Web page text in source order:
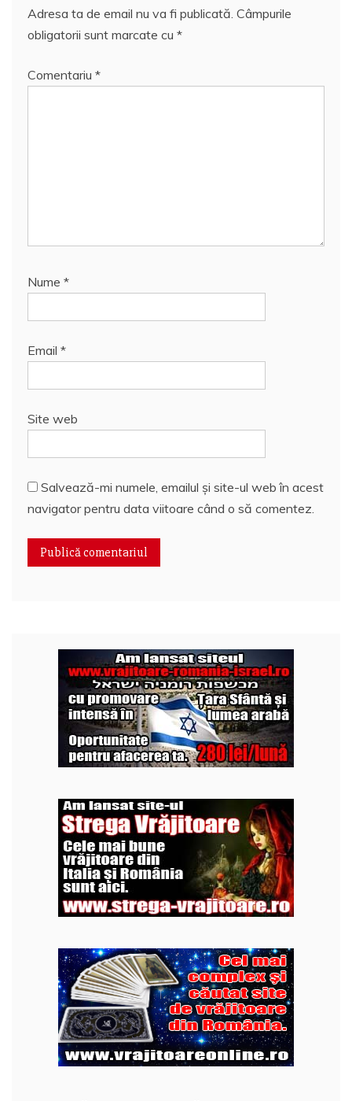
Adresa ta de email nu va fi publicată. Câmpurile
obligatorii sunt marcate cu *
Comentariu *
Nume *
Email *
Site web
Salvează-mi numele, emailul și site-ul web în acest
navigator pentru data viitoare când o să comentez.